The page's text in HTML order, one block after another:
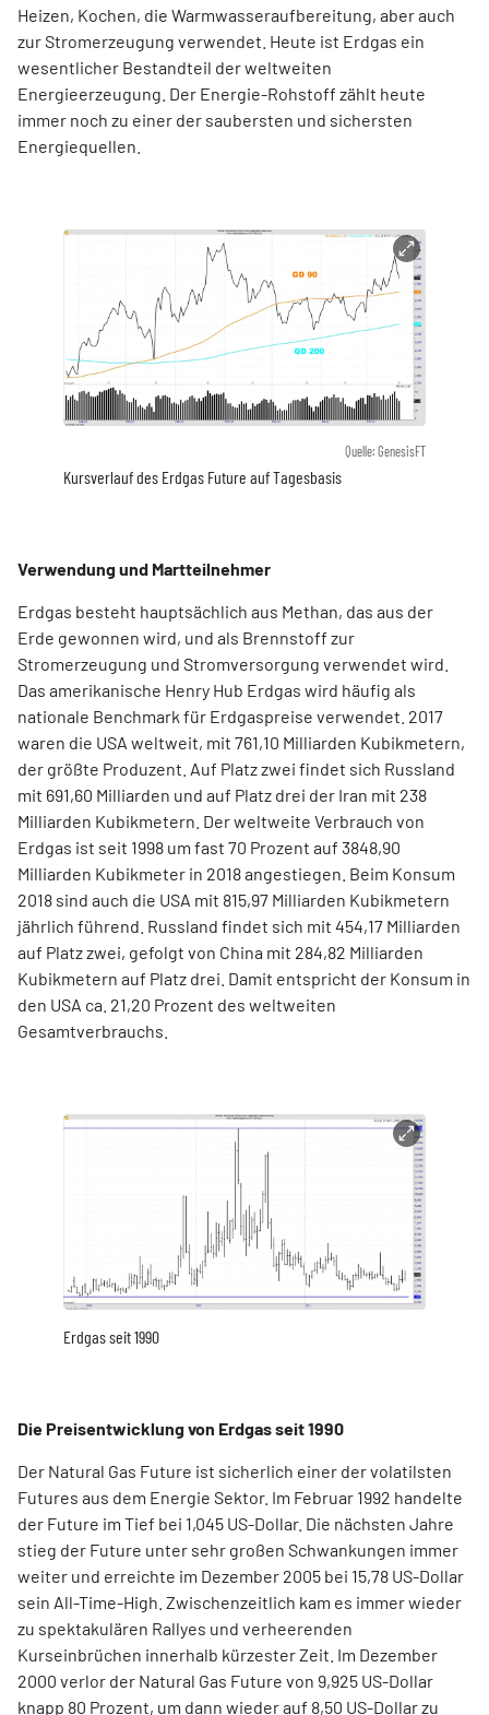
Heizen, Kochen, die Warmwasseraufbereitung, aber auch
zur Stromerzeugung verwendet. Heute ist Erdgas ein
wesentlicher Bestandteil der weltweiten
Energieerzeugung. Der Energie-Rohstoff zählt heute
immer noch zu einer der saubersten und sichersten
Energiequellen.
Quelle: GenesisFT
Kursverlauf des Erdgas Future auf Tagesbasis
Verwendung und Martteilnehmer
Erdgas besteht hauptsächlich aus Methan, das aus der
Erde gewonnen wird, und als Brennstoff zur
Stromerzeugung und Stromversorgung verwendet wird.
Das amerikanische Henry Hub Erdgas wird häufig als
nationale Benchmark für Erdgaspreise verwendet. 2017
waren die USA weltweit, mit 761,10 Milliarden Kubikmetern,
der größte Produzent. Auf Platz zwei findet sich Russland
mit 691,60 Milliarden und auf Platz drei der Iran mit 238
Milliarden Kubikmetern. Der weltweite Verbrauch von
Erdgas ist seit 1998 um fast 70 Prozent auf 3848,90
Milliarden Kubikmeter in 2018 angestiegen. Beim Konsum
2018 sind auch die USA mit 815,97 Milliarden Kubikmetern
jährlich führend. Russland findet sich mit 454,17 Milliarden
auf Platz zwei, gefolgt von China mit 284,82 Milliarden
Kubikmetern auf Platz drei. Damit entspricht der Konsum in
den USA ca. 21,20 Prozent des weltweiten
Gesamtverbrauchs.
Erdgas seit 1990
Die Preisentwicklung von Erdgas seit 1990
Der Natural Gas Future ist sicherlich einer der volatilsten
Futures aus dem Energie Sektor. Im Februar 1992 handelte
der Future im Tief bei 1,045 US-Dollar. Die nächsten Jahre
stieg der Future unter sehr großen Schwankungen immer
weiter und erreichte im Dezember 2005 bei 15,78 US-Dollar
sein All-Time-High. Zwischenzeitlich kam es immer wieder
zu spektakulären Rallyes und verheerenden
Kurseinbrüchen innerhalb kürzester Zeit. Im Dezember
2000 verlor der Natural Gas Future von 9,925 US-Dollar
knapp 80 Prozent, um dann wieder auf 8,50 US-Dollar zu